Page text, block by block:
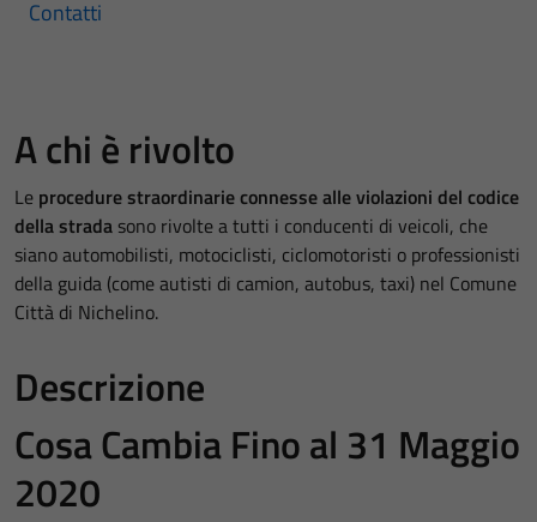
Contatti
A chi è rivolto
Le procedure straordinarie connesse alle violazioni del codice
della strada sono rivolte a tutti i conducenti di veicoli, che
siano automobilisti, motociclisti, ciclomotoristi o professionisti
della guida (come autisti di camion, autobus, taxi) nel Comune
Città di Nichelino.
Descrizione
Cosa Cambia Fino al 31 Maggio
2020